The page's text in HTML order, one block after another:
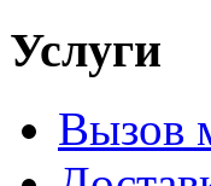
Услуги
Вызов